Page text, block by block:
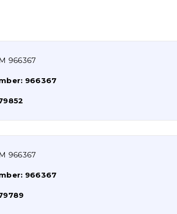
966367
966367
966367
966367